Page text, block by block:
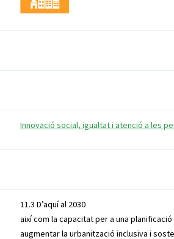
Innovació social, igualtat i atenció a les
11.3 D’aquí al 2030
així com la capacitat per a una
augmentar la urbanització inclusiva i